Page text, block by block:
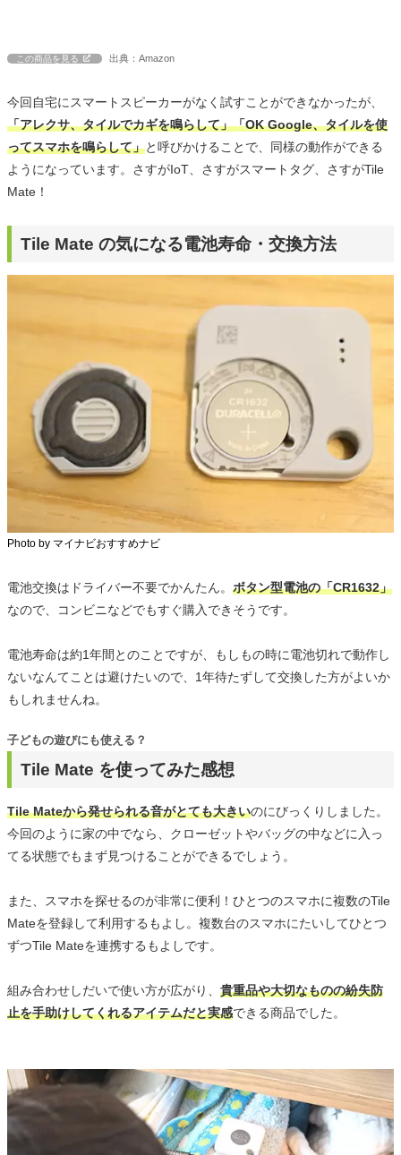
この商品を見る 出典：Amazon
今回自宅にスマートスピーカーがなく試すことができなかったが、
「アレクサ、タイルでカギを鳴らして」「OK Google、タイルを使
ってスマホを鳴らして」と呼びかけることで、同様の動作ができる
ようになっています。さすがIoT、さすがスマートタグ、さすがTile
Mate！
Tile Mate の気になる電池寿命・交換方法
Photo by マイナビおすすめナビ
電池交換はドライバー不要でかんたん。 ボタン型電池の「CR1632」
なので、コンビニなどでもすぐ購入できそうです。
電池寿命は約1年間とのことですが、もしもの時に電池切れで動作し
ないなんてことは避けたいので、1年待たずして交換した方がよいか
もしれませんね。
Tile Mate を使ってみた感想
子どもの遊びにも使える？
Tile Mateから発せられる音がとても大きいのにびっくりしました。
今回のように家の中でなら、クローゼットやバッグの中などに入っ
てる状態でもまず見つけることができるでしょう。
また、スマホを探せるのが非常に便利！ひとつのスマホに複数のTile
Mateを登録して利用するもよし。複数台のスマホにたいしてひとつ
ずつTile Mateを連携するもよしです。
組み合わせしだいで使い方が広がり、 貴重品や大切なものの紛失防
止を手助けしてくれるアイテムだと実感できる商品でした。